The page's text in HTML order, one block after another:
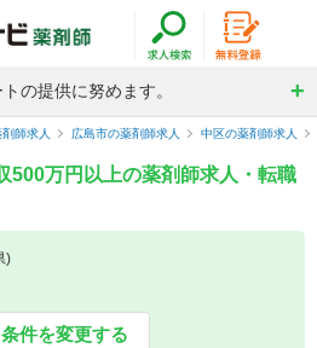
の提供に努めます。
師求人 広島市の薬剤師求人 中区の薬剤師求人
500万円以上の薬剤師求人・転職
)
条件を変更する